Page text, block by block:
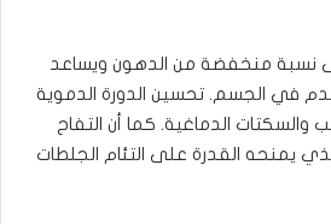
نسبة منخفضة من الدهون ويساعد
في الجسم. تحسين الدورة الدموية
والسكتات الدماغية. كما أن التفاح
يمنحه القدرة على التئام الجلطات